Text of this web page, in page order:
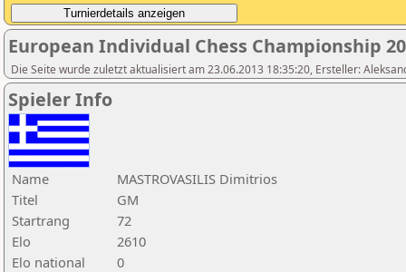
European Individual Chess Championship
Die Seite wurde zuletzt aktualisiert am 23.06.2013 18:35:20, Ersteller:
Spieler Info
Name
MASTROVASILIS Dimitrios
Titel
GM
Startrang
72
Elo
2610
Elo national
0